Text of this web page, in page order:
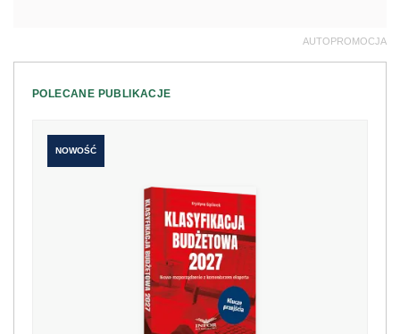
AUTOPROMOCJA
POLECANE PUBLIKACJE
NOWOŚĆ